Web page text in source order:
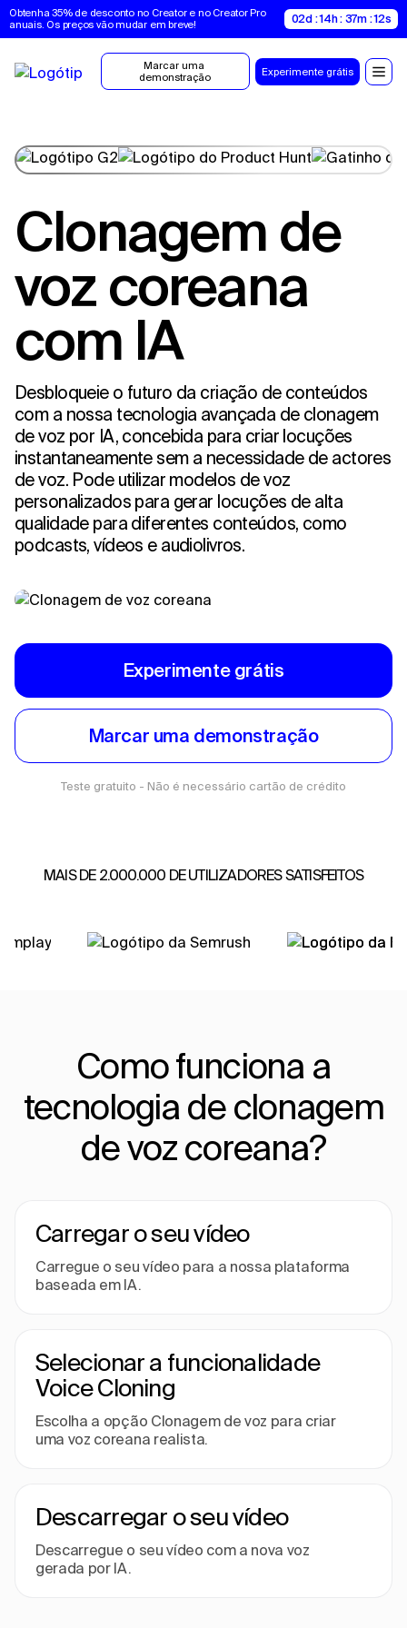
Obtenha 35% de desconto no Creator e no Creator Pro
anuais. Os preços vão mudar em breve!
02d : 14h : 37m : 11s
Marcar uma
demonstração
Experimente grátis
Clonagem de
voz coreana
com IA
Desbloqueie o futuro da criação de conteúdos
com a nossa tecnologia avançada de clonagem
de voz por IA, concebida para criar locuções
instantaneamente sem a necessidade de actores
de voz. Pode utilizar modelos de voz
personalizados para gerar locuções de alta
qualidade para diferentes conteúdos, como
podcasts, vídeos e audiolivros.
Experimente grátis
Marcar uma demonstração
Teste gratuito - Não é necessário cartão de crédito
MAIS DE 2.000.000 DE UTILIZADORES SATISFEITOS
Como funciona a
tecnologia de clonagem
de voz coreana?
Carregar o seu vídeo
Carregue o seu vídeo para a nossa plataforma
baseada em IA.
Selecionar a funcionalidade
Voice Cloning
Escolha a opção Clonagem de voz para criar
uma voz coreana realista.
Descarregar o seu vídeo
Descarregue o seu vídeo com a nova voz
gerada por IA.